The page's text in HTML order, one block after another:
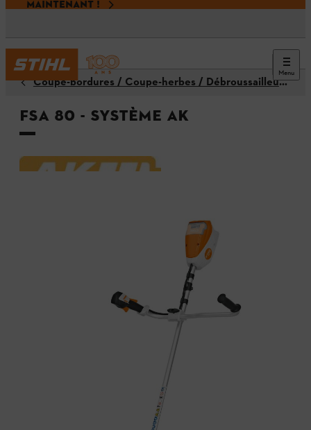
MAINTENANT !
Menu
Coupe-bordures / Coupe-herbes / Débroussailleuses
FSA 80 - Système AK